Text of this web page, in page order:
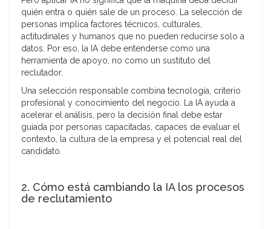
quién entra o quién sale de un proceso. La selección de
personas implica factores técnicos, culturales,
actitudinales y humanos que no pueden reducirse solo a
datos. Por eso, la IA debe entenderse como una
herramienta de apoyo, no como un sustituto del
reclutador.
Una selección responsable combina tecnología, criterio
profesional y conocimiento del negocio. La IA ayuda a
acelerar el análisis, pero la decisión final debe estar
guiada por personas capacitadas, capaces de evaluar el
contexto, la cultura de la empresa y el potencial real del
candidato.
2. Cómo está cambiando la IA los procesos
de reclutamiento